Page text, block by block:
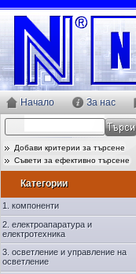
Начало За нас
Добави критерии за търсене
Съвети за ефективно търсене
Категории
1. компоненти
2. електроапаратура и
електротехника
3. осветление и управление на
осветление